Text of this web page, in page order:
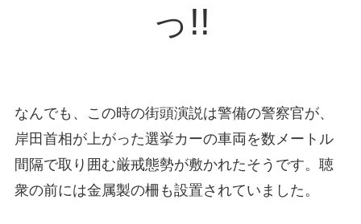
っ!!
なんでも、この時の街頭演説は警備の警察官が、
岸田首相が上がった選挙カーの車両を数メートル
間隔で取り囲む厳戒態勢が敷かれたそうです。聴
衆の前には金属製の柵も設置されていました。